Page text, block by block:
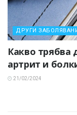
ДРУГИ
Какво трябва
артрит и
21/02/2024